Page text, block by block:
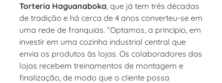
Torteria Haguanaboka , que já tem três décadas
de tradição e há cerca de 4 anos converteu-se em
uma rede de franquias. “Optamos, a princípio, em
investir em uma cozinha industrial central que
envia os produtos às lojas. Os colaboradores das
lojas recebem treinamentos de montagem e
finalização, de modo que o cliente possa